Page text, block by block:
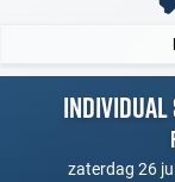
Individual
zaterdag 26